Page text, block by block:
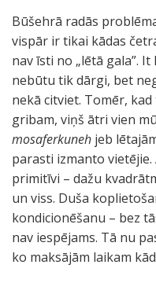
Būšehrā radās
vispār ir tikai kādas
nav īsti no „lētā gala”.
nebūtu tik dārgi, bet
nekā citviet. Tomēr,
gribam, viņš ātri vien
mosaferkuneh jeb
parasti izmanto
primitīvi – dažu
un viss. Duša
kondicionēšanu – bez
nav iespējams. Tā nu
ko maksājām laikam